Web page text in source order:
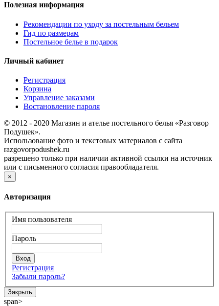
Полезная информация
Рекомендации по уходу за постельным бельем
Гид по размерам
Постельное белье в подарок
Личный кабинет
Регистрация
Корзина
Управление заказами
Востановление пароля
© 2012 - 2020 Магазин и ателье постельного белья «Разговор
Подушек».
Использование фото и текстовых материалов с сайта
razgovorpodushek.ru
разрешено только при наличии активной ссылки на источник
или с письменного согласия правообладателя.
×
Авторизация
Имя пользователя
Пароль
Регистрация
Забыли пароль?
Закрыть
span>